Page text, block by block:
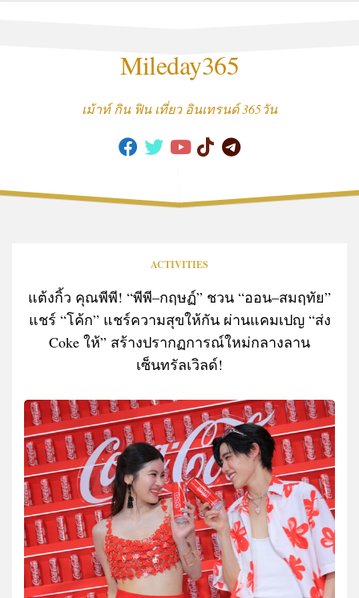
Mileday365
เม้าท์ กิน ฟิน เที่ยว อินเทรนด์ 365วัน
ACTIVITIES
แต้งกิ้ว คุณพีพี! “พีพี–กฤษฏ์” ชวน “ออน–สมฤทัย”
แชร์ “โค้ก” แชร์ความสุขให้กัน ผ่านแคมเปญ “ส่ง
Coke ให้” สร้างปรากฏการณ์ใหม่กลางลาน
เซ็นทรัลเวิลด์!